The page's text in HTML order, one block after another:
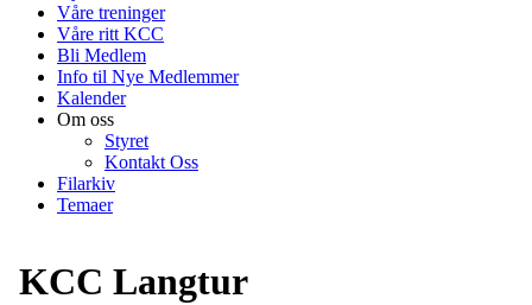
Våre treninger
Våre ritt KCC
Bli Medlem
Info til Nye Medlemmer
Kalender
Om oss
Styret
Kontakt Oss
Filarkiv
Temaer
KCC Langtur